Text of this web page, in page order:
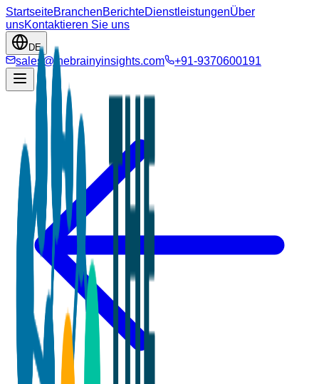
StartseiteBranchenBerichteDienstleistungenÜber
unsKontaktieren Sie uns
DE
sales@thebrainyinsights.com +91-9370600191